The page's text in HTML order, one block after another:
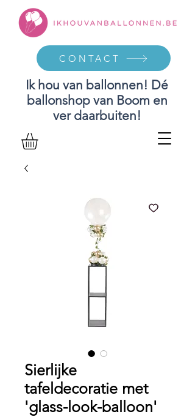
Ik hou van ballonnen! Dé
ballonshop van Boom en
ver daarbuiten!
CONTACT
Sierlijke
tafeldecoratie met
'glass-look-balloon'